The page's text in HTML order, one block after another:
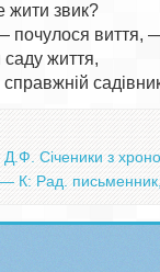
жити звик?
почулося виття,
життя,
Д.Ф. Січеники з
К: Рад.